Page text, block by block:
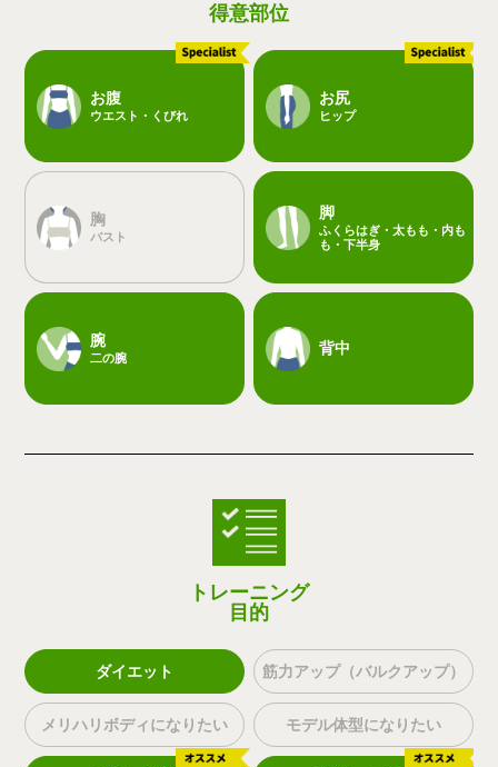
得意部位
お腹
ウエスト・くびれ
お尻
ヒップ
胸
バスト
脚
ふくらはぎ・太もも・内も
も・下半身
腕
二の腕
背中
トレーニング
目的
ダイエット 筋力アップ（バルクアップ）
メリハリボディになりたい モデル体型になりたい